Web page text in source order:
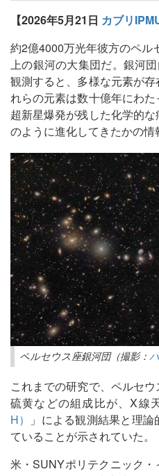
【2026年5月21日 カブリ
約2億4000万光年彼方のペル
上の銀河の大集団だ。銀河
観測すると、多様な元素が
れらの元素は数十億年にわ
超新星爆発が残した化学的
のように進化してきたかの情
ペルセウス座銀河団（撮影：
これまでの研究で、ペルセ
硫黄などの組成比が、X線
H）
」による観測結果と理
ていることが示されていた。
米・SUNYポリテクニック